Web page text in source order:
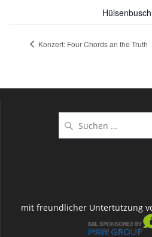
Hülsenbusch
Konzert: Four Chords an the Truth
nach:
mit freundlicher Untertützung